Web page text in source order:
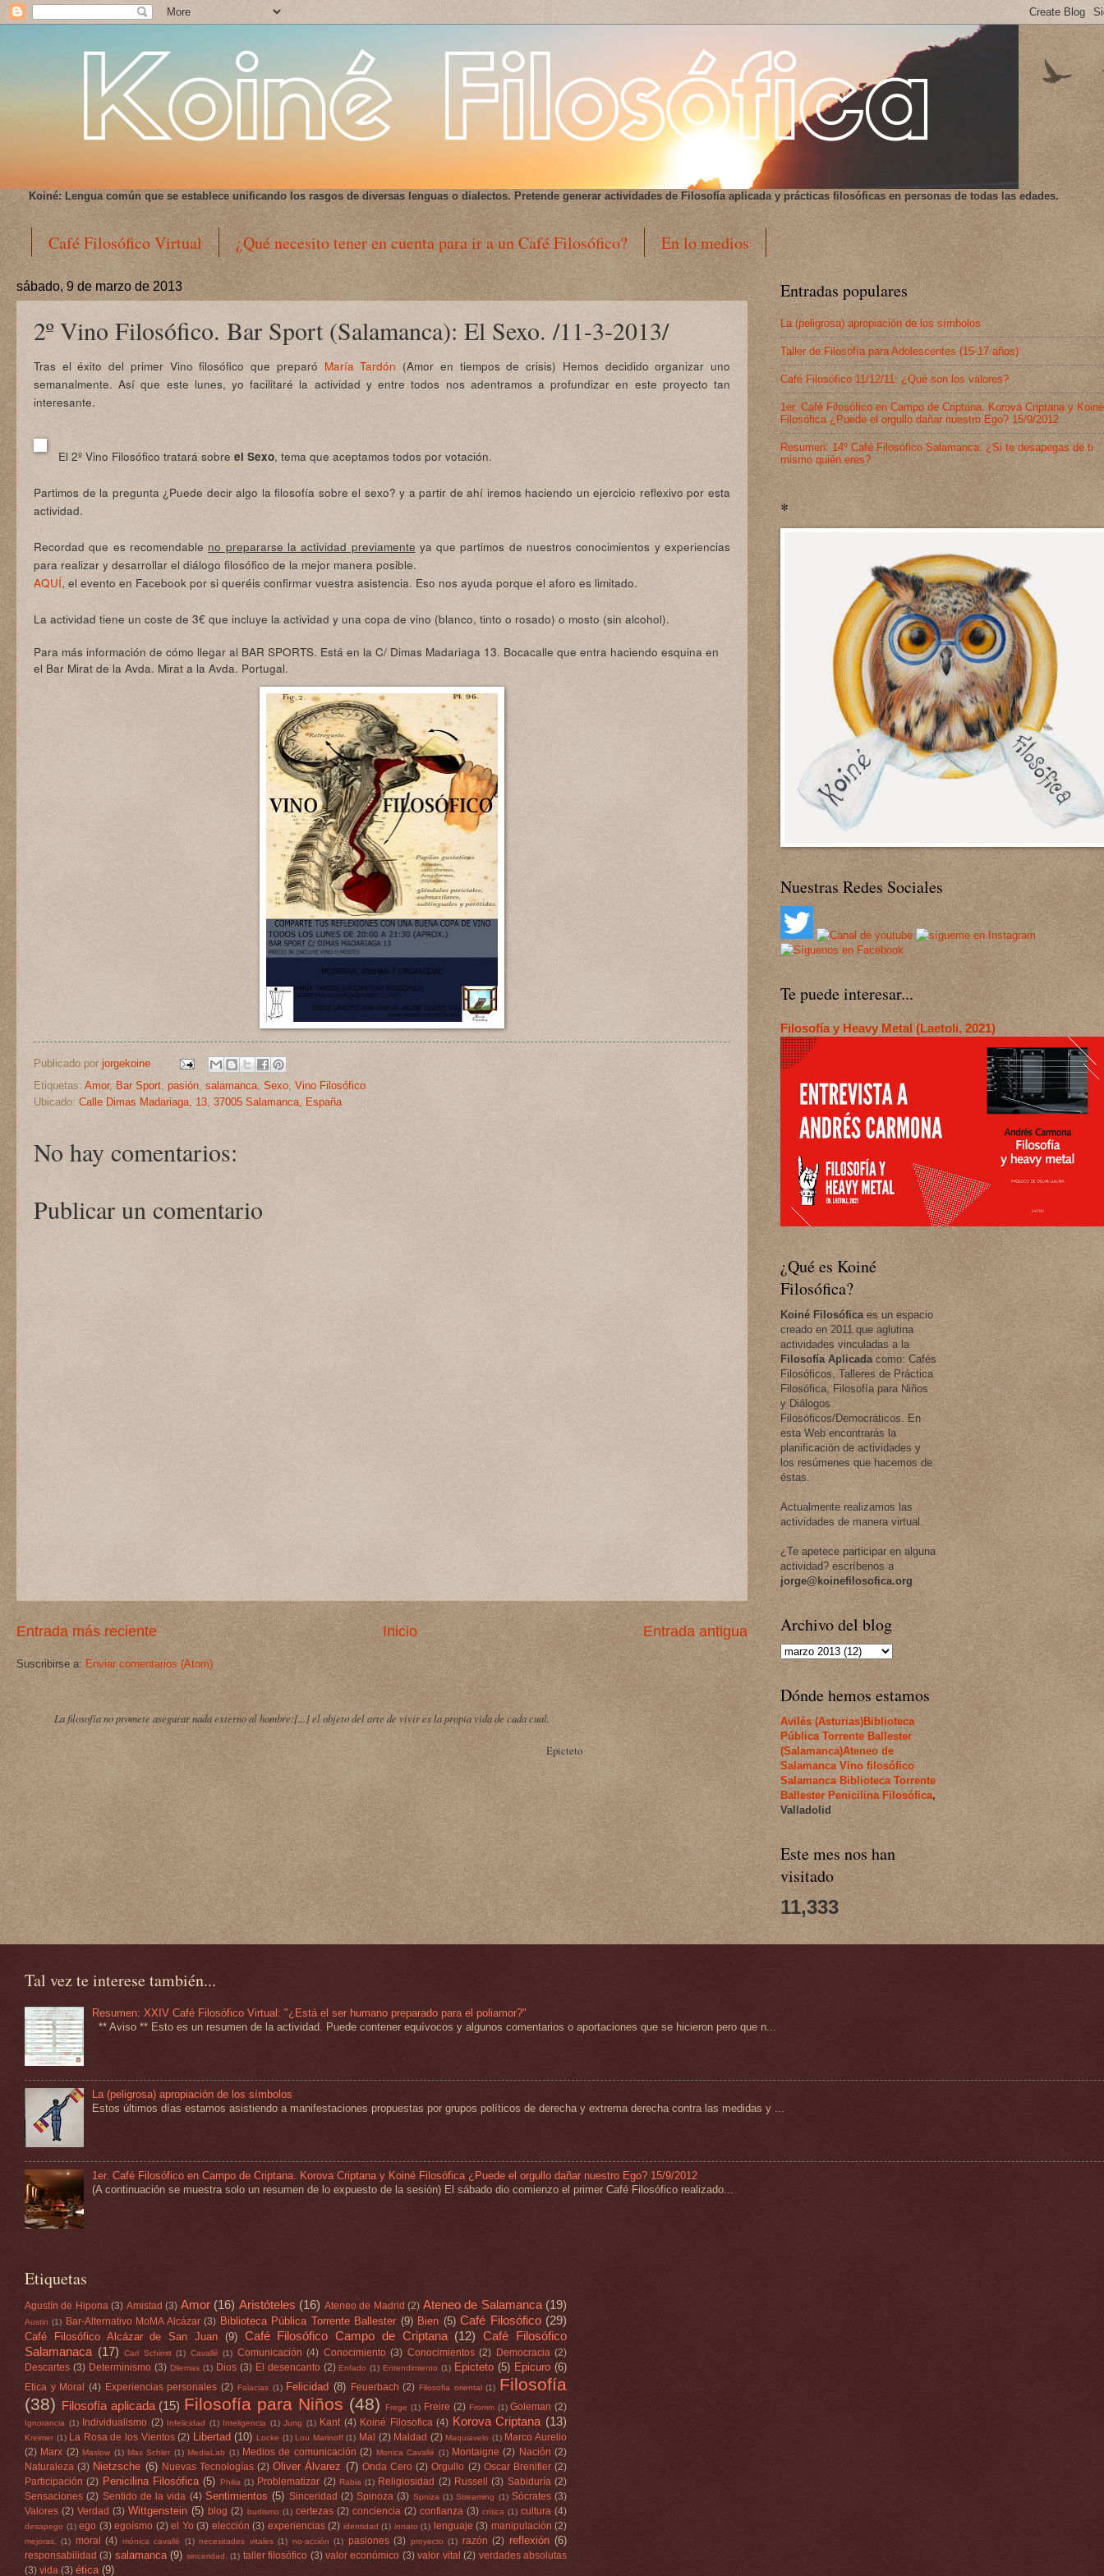
Koiné: Lengua común que se establece unificando los rasgos de diversas lenguas o dialectos. Pretende generar actividades de Filosofía aplicada y prácticas filosóficas en personas de todas las edades.
Café Filosófico Virtual ¿Qué necesito tener en cuenta para ir a un Café Filosófico? En lo medios
sábado, 9 de marzo de 2013
2º Vino Filosófico. Bar Sport (Salamanca): El Sexo. /11-3-2013/
Tras el éxito del primer Vino filosófico que preparó María Tardón (Amor en tiempos de crisis) Hemos decidido organizar uno
semanalmente. Así que este lunes, yo facilitaré la actividad y entre todos nos adentramos a profundizar en este proyecto tan
interesante.
El 2º Vino Filosófico tratará sobre el Sexo, tema que aceptamos todos por votación.
Partimos de la pregunta ¿Puede decir algo lafilosofía sobre el sexo? y a partir de ahí iremos haciendo un ejercicio reflexivo por esta
actividad.
Recordad que es recomendableno prepararse la actividad previamente ya que partimos de nuestros conocimientos y experiencias
para realizar y desarrollar el diálogo filosófico de la mejor manera posible.
AQUÍ, el evento en Facebook por si queréis confirmar vuestra asistencia. Eso nos ayuda porque el aforo es limitado.
La actividad tiene un coste de 3€ que incluye la actividad y una copa de vino (blanco, tinto o rosado) o mosto (sin alcohol).
Para más información de cómo llegar al BAR SPORTS. Está en la C/ Dimas Madariaga 13. Bocacalle que entra haciendo esquina en
el Bar Mirat de la Avda. Mirat a la Avda. Portugal.
Publicado por jorgekoine
Etiquetas: Amor, Bar Sport pasión salamanca Sexo Vino Filosófico
Ubicado: Calle Dimas Madariaga, 13, 37005 Salamanca, España
No hay comentarios:
Publicar un comentario
Entrada más reciente Entrada antigua
Inicio
Suscribirse a:Enviar comentarios (Atom)
La filosofía no promete asegurar nada externo al hombre:[...] el objeto del arte de vivir es la propia vida de cada cual.
Epicteto
Entradas populares
La (peligrosa) apropiación de los símbolos
Taller de Filosofía para Adolescentes (15-17 años)
Café Filosófico 11/12/11: ¿Qué son los valores?
1er. Café Filosófico en Campo de Criptana. Korova Criptana y Koiné
Filosófica ¿Puede el orgullo dañar nuestro Ego? 15/9/2012
Resumen: 14º Café Filosófico Salamanca: ¿Si te desapegas de ti
mismo quién eres?
*
Nuestras Redes Sociales
Te puede interesar...
Filosofía y Heavy Metal (Laetoli, 2021)
¿Qué es Koiné
Filosófica?
Koiné Filosóficaes un espacio
creado en 2011 que aglutina
actividades vinculadas a la
Filosofía Aplicadacomo: Cafés
Filosóficos, Talleres de Práctica
Filosófica, Filosofía para Niños
y Diálogos
Filosóficos/Democráticos. En
esta Web encontrarás la
planificación de actividades y
los resúmenes que hacemos de
éstas.
Actualmente realizamos las
actividades de manera virtual.
¿Te apetece participar en alguna
actividad? escríbenos a
jorge@koinefilosofica.org
Archivo del blog
Dónde hemos estamos
Avilés (Asturias)Biblioteca
Pública Torrente Ballester
(Salamanca)Ateneo de
SalamancaVino filosófico
Salamanca Biblioteca Torrente
Ballester Penicilina Filosófica,
Valladolid
Este mes nos han
visitado
11,333
Tal vez te interese también...
Resumen: XXIV Café Filosófico Virtual: "¿Está el ser humano preparado para el poliamor?"
** Aviso ** Esto es un resumen de la actividad. Puede contener equívocos y algunos comentarios o aportaciones que se hicieron pero que n...
La (peligrosa) apropiación de los símbolos
Estos últimos días estamos asistiendo a manifestaciones propuestas por grupos políticos de derecha y extrema derecha contra las medidas y ...
1er. Café Filosófico en Campo de Criptana. Korova Criptana y Koiné Filosófica ¿Puede el orgullo dañar nuestro Ego? 15/9/2012
(A continuación se muestra solo un resumen de lo expuesto de la sesión) El sábado dio comienzo el primer Café Filosófico realizado...
Etiquetas
Agustín de Hipona (3) Amistad (3) Amor (16) Aristóteles (16) Ateneo de Madrid (2) Ateneo de Salamanca (19)
Austin (1) Bar-Alternativo MoMA Alcázar (3) Biblioteca Pública Torrente Ballester (9) Bien (5) Café Filosófico (29)
Café Filosófico Alcázar de San Juan (9) Café Filosófico Campo de Criptana (12)
Café Filosófico
Salamanaca (17) Carl Schimtt (1) Cavallé (1) Comunicación (4) Conocimiento (3) Conocimientos (2) Democracia (2)
Descartes (3) Determinismo (3) Dilemas (1) Dios (3) El desencanto (2) Enfado (1) Entendimiento (1) Epicteto (5) Epicuro (6)
Etica y Moral (4) Experiencias personales (2) Falacias (1) Felicidad (8) Feuerbach (2) Filosofia oriental (1) Filosofía
(38) Filosofía aplicada (15) Filosofía para Niños (48) Frege (1) Freire (2) Fromm (1) Goleman (2)
Ignorancia (1) Individualismo (2) Infelicidad (1) Inteligencia (1) Jung (1) Kant (4) Koiné Filosofica (4) Korova Criptana (13)
Kreimer (1) La Rosa de los Vientos (2) Libertad (10) Locke (1) Lou Marinoff (1) Mal (2) Maldad (2) Maquiavelo (1) Marco Aurelio
(2) Marx (2) Maslow (1) Max Schler (1) MediaLab (1) Medios de comunicación (2) Monica Cavallé (1) Montaigne (2) Nación (2)
Naturaleza (3) Nietzsche (6) Nuevas Tecnologías (2) Oliver Álvarez (7) Onda Cero (2) Orgullo (2) Oscar Brenifier (2)
Participación (2) Penicilina Filosófica (5) Philia (1) Problematizar (2) Rabia (1) Religiosidad (2) Russell (3) Sabiduría (2)
Sensaciones (2) Sentido de la vida (4) Sentimientos (5) Sinceridad (2) Spinoza (3) Spniza (1) Streaming (1) Sócrates (3)
Valores (2) Verdad (3) Wittgenstein (5) blog (2) budismo (1) certezas (2) conciencia (2) confianza (3) crítica (1) cultura (4)
desapego (1) ego (3) egoísmo (2) el Yo (3) elección (3) experiencias (2) identidad (1) innato (1) lenguaje (3) manipulación (2)
mejoras. (1) moral (4) mónica cavallé (1) necesitades vitales (1) no-acción (1) pasiones (3) proyecto (1) razón (2) reflexión (6)
responsabilidad (3) salamanca (9) sinceridad. (1) taller filosófico (3) valor económico (3) valor vital (2) verdades absolutas
(3) vida (3) ética (9)